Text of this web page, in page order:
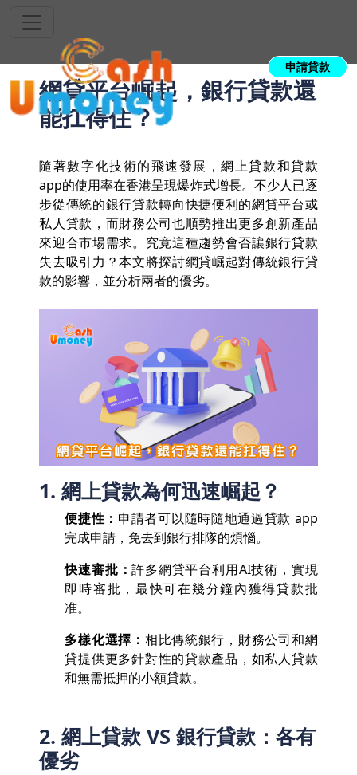
申請貸款
網貸平台崛起，銀行貸款還
能扛得住？
隨著數字化技術的飛速發展，網上貸款和貸款
app的使用率在香港呈現爆炸式增長。不少人已逐
步從傳統的銀行貸款轉向快捷便利的網貸平台或
私人貸款，而財務公司也順勢推出更多創新產品
來迎合市場需求。究竟這種趨勢會否讓銀行貸款
失去吸引力？本文將探討網貸崛起對傳統銀行貸
款的影響，並分析兩者的優劣。
1. 網上貸款為何迅速崛起？
便捷性： 申請者可以隨時隨地通過貸款 app
完成申請，免去到銀行排隊的煩惱。
快速審批：許多網貸平台利用AI技術，實現
即時審批，最快可在幾分鐘內獲得貸款批
准。
多樣化選擇： 相比傳統銀行，財務公司和網
貸提供更多針對性的貸款產品，如私人貸款
和無需抵押的小額貸款。
2. 網上貸款 VS 銀行貸款：各有
優劣